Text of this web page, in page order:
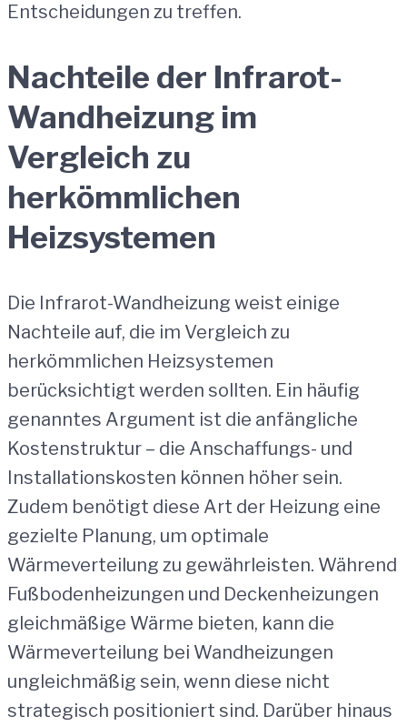
Entscheidungen zu treffen.
Nachteile der Infrarot-
Wandheizung im
Vergleich zu
herkömmlichen
Heizsystemen
Die Infrarot-Wandheizung weist einige
Nachteile auf, die im Vergleich zu
herkömmlichen Heizsystemen
berücksichtigt werden sollten. Ein häufig
genanntes Argument ist die anfängliche
Kostenstruktur – die Anschaffungs- und
Installationskosten können höher sein.
Zudem benötigt diese Art der Heizung eine
gezielte Planung, um optimale
Wärmeverteilung zu gewährleisten. Während
Fußbodenheizungen und Deckenheizungen
gleichmäßige Wärme bieten, kann die
Wärmeverteilung bei Wandheizungen
ungleichmäßig sein, wenn diese nicht
strategisch positioniert sind. Darüber hinaus